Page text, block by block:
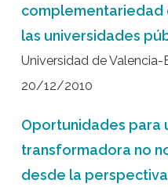
complementariedad
las universidades
Universidad de Valencia-
20/12/2010
Oportunidades para
transformadora no
desde la